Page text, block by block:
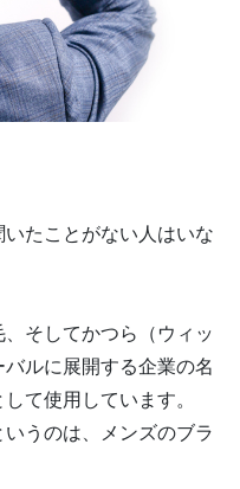
たことがない人はいな
そしてかつら（ウィッ
ルに展開する企業の名
て使用しています。
うのは、メンズのブラ